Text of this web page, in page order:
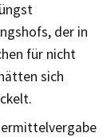
der in
für nicht
sich